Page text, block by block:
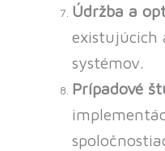
Údržba a
existujúcich
systémov.
Prípadové